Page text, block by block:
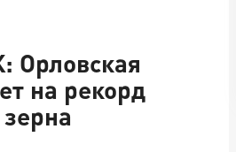
на рекорд